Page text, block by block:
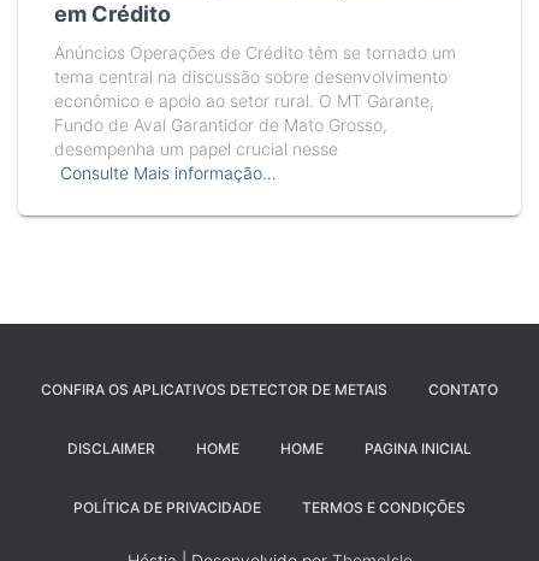
em Crédito
Anúncios Operações de Crédito têm se tornado um
tema central na discussão sobre desenvolvimento
econômico e apoio ao setor rural. O MT Garante,
Fundo de Aval Garantidor de Mato Grosso,
desempenha um papel crucial nesse
Consulte Mais informação…
CONFIRA OS APLICATIVOS DETECTOR DE METAIS CONTATO
DISCLAIMER HOME HOME PAGINA INICIAL
POLÍTICA DE PRIVACIDADE TERMOS E CONDIÇÕES